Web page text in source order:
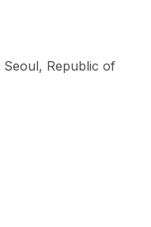
Seoul, Republic of